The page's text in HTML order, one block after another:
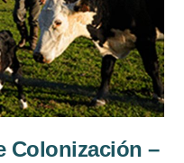
Colonización –